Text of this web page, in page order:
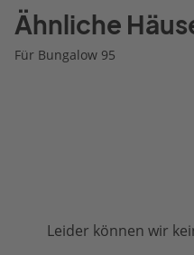
Ähnliche
Für Bungalow 95
Leider können wir